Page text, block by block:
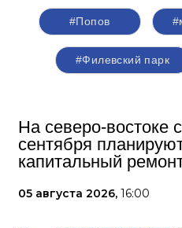
#Попов
#Филевский парк
На северо-востоке
сентября
капитальный
05 августа 2026, 16:00